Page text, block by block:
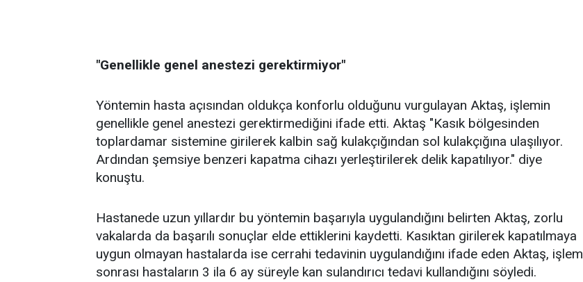
"Genellikle genel anestezi gerektirmiyor"
Yöntemin hasta açısından oldukça konforlu olduğunu vurgulayan Aktaş, işlemin
genellikle genel anestezi gerektirmediğini ifade etti. Aktaş "Kasık bölgesinden
toplardamar sistemine girilerek kalbin sağ kulakçığından sol kulakçığına ulaşılıyor.
Ardından şemsiye benzeri kapatma cihazı yerleştirilerek delik kapatılıyor." diye
konuştu.
Hastanede uzun yıllardır bu yöntemin başarıyla uygulandığını belirten Aktaş, zorlu
vakalarda da başarılı sonuçlar elde ettiklerini kaydetti. Kasıktan girilerek kapatılmaya
uygun olmayan hastalarda ise cerrahi tedavinin uygulandığını ifade eden Aktaş, işlem
sonrası hastaların 3 ila 6 ay süreyle kan sulandırıcı tedavi kullandığını söyledi.